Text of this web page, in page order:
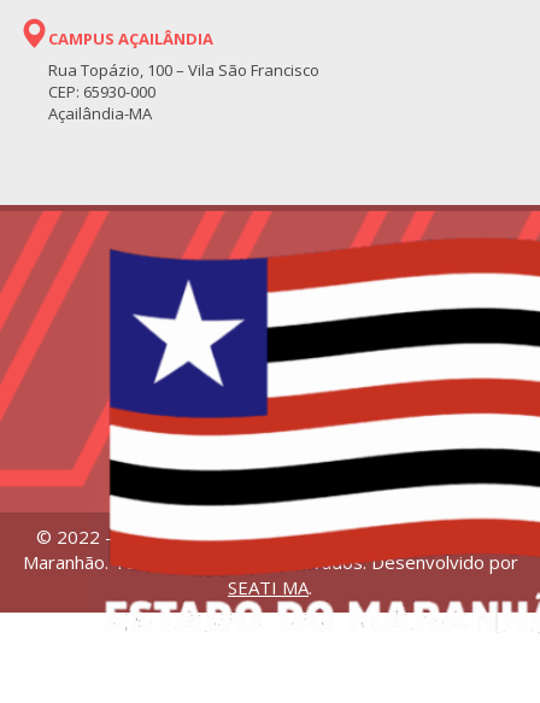
CAMPUS AÇAILÂNDIA
Rua Topázio, 100 – Vila São Francisco
CEP: 65930-000
Açailândia-MA
© 2022 – Universidade Estadual da Região Tocantina do
Maranhão. Todos os direitos reservados. Desenvolvido por
SEATI MA.